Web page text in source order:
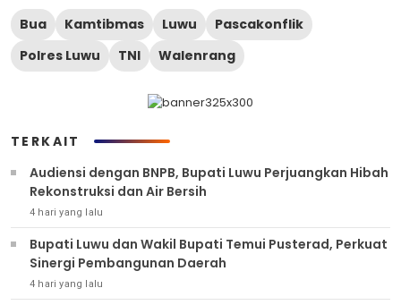
Bua Kamtibmas Luwu
Pascakonflik
Polres Luwu
TNI Walenrang
TERKAIT
Audiensi dengan BNPB, Bupati Luwu Perjuangkan Hibah
Rekonstruksi dan Air Bersih
4 hari yang lalu
Bupati Luwu dan Wakil Bupati Temui Pusterad, Perkuat
Sinergi Pembangunan Daerah
4 hari yang lalu